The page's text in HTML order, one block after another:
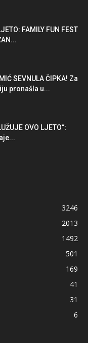
FAMILY FUN FEST
SEVNULA ČIPKA! Za
pronašla u...
OVO LJETO“:
3246
2013
1492
501
169
41
31
6